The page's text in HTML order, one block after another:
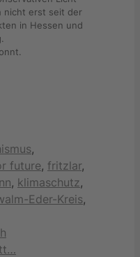
nicht erst seit der
in Hessen und
,
future, fritzlar,
, klimaschutz ,
Eder-Kreis,